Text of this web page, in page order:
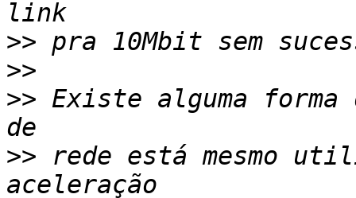
>>
>>
>> Existe alguma
>> rede está mesmo